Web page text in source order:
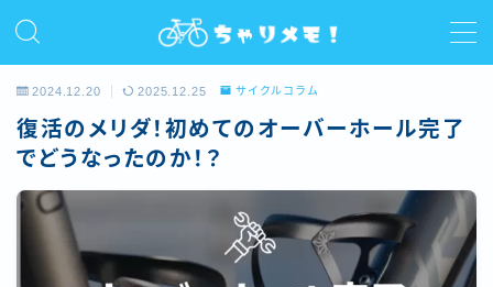
MENU
ホーム
プロフィール
ライド
2024.12.20 2025.12.25 サイクルコラム
復活のメリダ！初めてのオーバーホール完了
でどうなったのか！？